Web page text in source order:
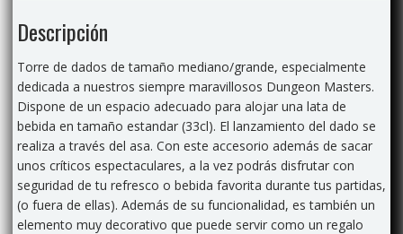
Descripción
Torre de dados de tamaño mediano/grande, especialmente
dedicada a nuestros siempre maravillosos Dungeon Masters.
Dispone de un espacio adecuado para alojar una lata de
bebida en tamaño estandar (33cl). El lanzamiento del dado se
realiza a través del asa. Con este accesorio además de sacar
unos críticos espectaculares, a la vez podrás disfrutar con
seguridad de tu refresco o bebida favorita durante tus partidas,
(o fuera de ellas). Además de su funcionalidad, es también un
elemento muy decorativo que puede servir como un regalo